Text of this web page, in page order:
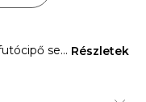
se... Részletek